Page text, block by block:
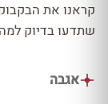
קראנו את
שתדעו בדיוק
אגבה